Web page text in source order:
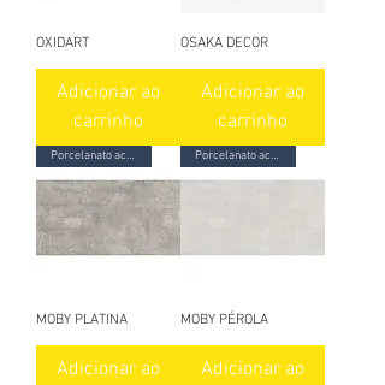
OXIDART
Adicionar ao
carrinho
OSAKA DECOR
Adicionar ao
carrinho
Porcelanato acetinado
MOBY PLATINA
Adicionar ao
Porcelanato acetinado
MOBY PÉROLA
Adicionar ao